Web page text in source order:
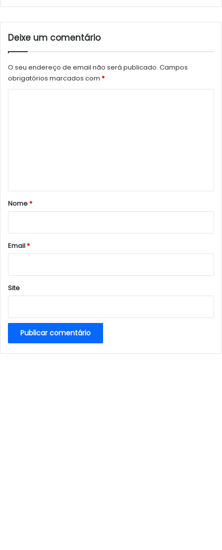
Deixe um comentário
O seu endereço de email não será publicado. Campos
obrigatórios marcados com *
r
*
Nome*
Email*
Site